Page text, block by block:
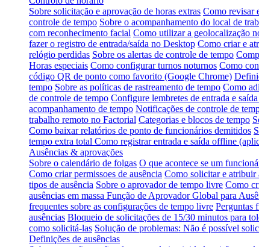
Sobre solicitação e aprovação de horas extras Como revisar
controle de tempo Sobre o acompanhamento do local de
com reconhecimento facial Como utilizar a geolocalização
fazer o registro de entrada/saída no Desktop Como criar e
relógio perdidas Sobre os alertas de controle de tempo
Horas especiais Como configurar turnos noturnos Como
código QR de ponto como favorito (Google Chrome)
tempo Sobre as políticas de rastreamento de tempo Como
de controle de tempo Configure lembretes de entrada e
acompanhamento de tempo Notificações de controle de
trabalho remoto no Factorial Categorias e blocos de tempo
Como baixar relatórios de ponto de funcionários demitidos
tempo extra total Como registrar entrada e saída offline
Ausências & aprovações
Sobre o calendário de folgas O que acontece se um
Como criar permissoes de ausência Como solicitar e atribuir
tipos de ausência Sobre o aprovador de tempo livre Como
ausências em massa Função de Aprovador Global para
frequentes sobre as configurações de tempo livre Perguntas
ausências Bloqueio de solicitações de 15/30 minutos para
como solicitá-las Solução de problemas: Não é possível
Definições de ausências